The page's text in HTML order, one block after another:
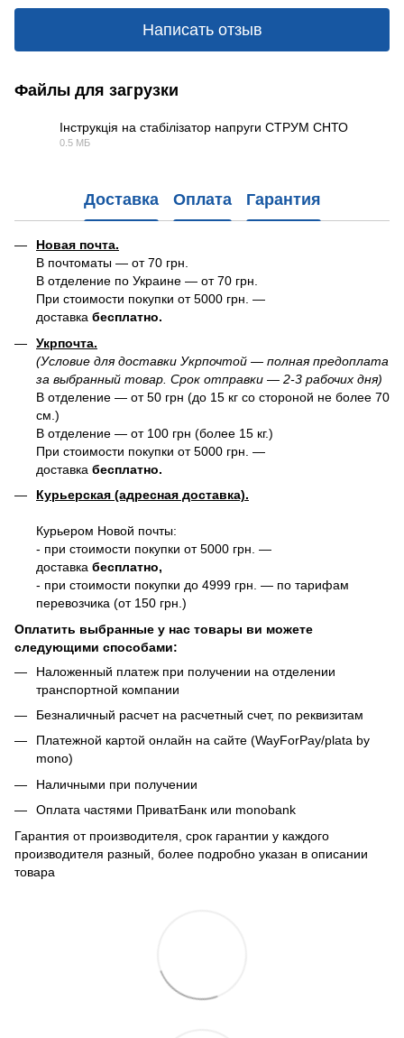
Написать отзыв
Файлы для загрузки
Інструкція на стабілізатор напруги СТРУМ СНТО
0.5 МБ
Доставка Оплата Гарантия
Новая почта.
В почтоматы — от 70 грн.
В отделение по Украине — от 70 грн.
При стоимости покупки от 5000 грн. —
доставка бесплатно.
Укрпочта.
(Условие для доставки Укрпочтой — полная предоплата
за выбранный товар. Срок отправки — 2-3 рабочих дня)
В отделение — от 50 грн (до 15 кг со стороной не более 70
см.)
В отделение — от 100 грн (более 15 кг.)
При стоимости покупки от 5000 грн. —
доставка бесплатно.
Курьерская (адресная доставка).
Курьером Новой почты:
- при стоимости покупки от 5000 грн. —
доставка бесплатно,
- при стоимости покупки до 4999 грн. — по тарифам
перевозчика (от 150 грн.)
Оплатить выбранные у нас товары ви можете
следующими способами:
Наложенный платеж при получении на отделении
транспортной компании
Безналичный расчет на расчетный счет, по реквизитам
Платежной картой онлайн на сайте (WayForPay/plata by
mono)
Наличными при получении
Оплата частями ПриватБанк или monobank
Гарантия от производителя, срок гарантии у каждого
производителя разный, более подробно указан в описании
товара